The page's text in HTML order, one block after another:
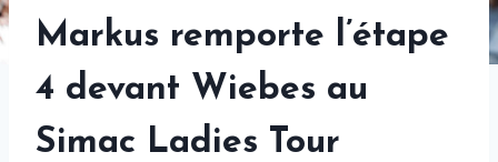
Markus remporte l’étape
4 devant Wiebes au
Simac Ladies Tour